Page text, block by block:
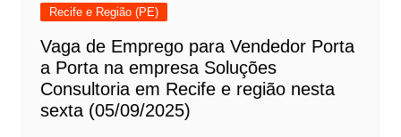
Recife e Região (PE)
Vaga de Emprego para Vendedor Porta
a Porta na empresa Soluções
Consultoria em Recife e região nesta
sexta (05/09/2025)